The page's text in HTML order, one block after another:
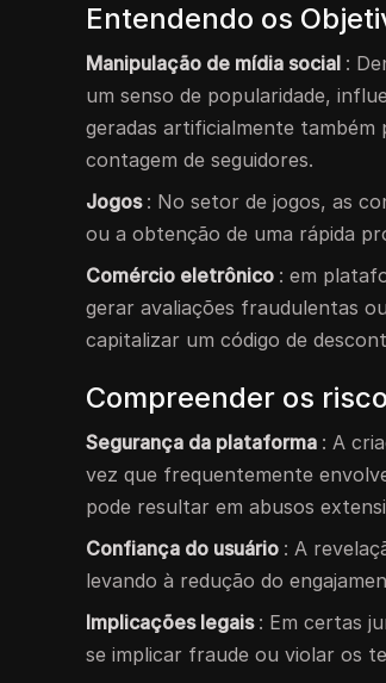
Entendendo os
Manipulação de mídia social :
um senso de popularidade,
geradas artificialmente também
contagem de seguidores.
Jogos : No setor de jogos, as
ou a obtenção de uma rápida
Comércio eletrônico : em
gerar avaliações fraudulentas
capitalizar um código de
Compreender os
Segurança da plataforma : A
vez que frequentemente
pode resultar em abusos
Confiança do usuário : A
levando à redução do
Implicações legais : Em certas
se implicar fraude ou violar os